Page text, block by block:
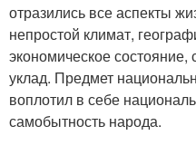
отразились все аспекты
непростой климат,
экономическое
уклад. Предмет
воплотил в себе
самобытность народа.